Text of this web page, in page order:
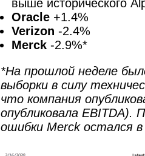
выше исторического
Oracle +1.4%
Verizon -2.4%
Merck -2.9%*
*На прошлой неделе
выборки в силу
что компания
опубликовала EBITDA).
ошибки Merck остался